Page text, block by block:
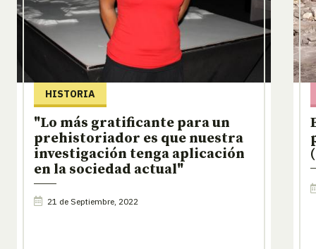
HISTORIA
"Lo más gratificante para un
prehistoriador es que nuestra
investigación tenga aplicación
en la sociedad actual"
21 de Septiembre, 2022